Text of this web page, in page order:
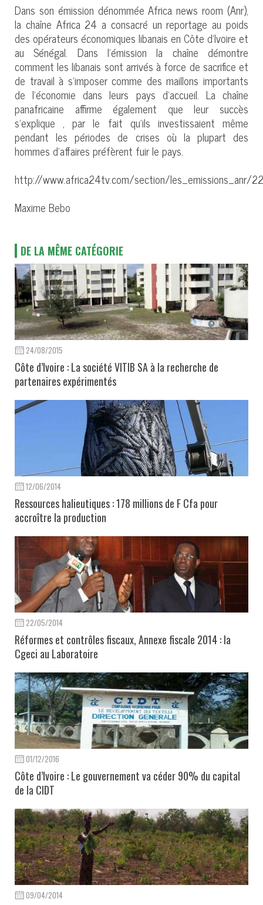
Dans son émission dénommée Africa news room (Anr),
la chaîne Africa 24 a consacré un reportage au poids
des opérateurs économiques libanais en Côte d’Ivoire et
au Sénégal. Dans l’émission la chaîne démontre
comment les libanais sont arrivés à force de sacrifice et
de travail à s’imposer comme des maillons importants
de l’économie dans leurs pays d’accueil. La chaîne
panafricaine affirme également que leur succès
s’explique , par le fait qu’ils investissaient même
pendant les périodes de crises où la plupart des
hommes d’affaires préfèrent fuir le pays.
http://www.africa24tv.com/section/les_emissions_anr/
Maxime Bebo
DE LA MÊME CATÉGORIE
24/08/2015
Côte d’Ivoire : La société VITIB SA à la recherche de
partenaires expérimentés
12/06/2014
Ressources halieutiques : 178 millions de F Cfa pour
accroître la production
22/05/2014
Réformes et contrôles fiscaux, Annexe fiscale 2014 : la
Cgeci au Laboratoire
01/12/2016
Côte d’Ivoire : Le gouvernement va céder 90% du capital
de la CIDT
09/04/2014